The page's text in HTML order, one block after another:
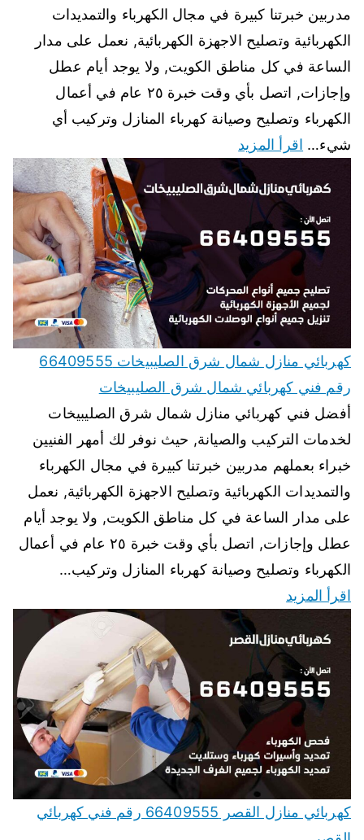
مدربين خبرتنا كبيرة في مجال الكهرباء والتمديدات
الكهربائية وتصليح الاجهزة الكهربائية, نعمل على مدار
الساعة في كل مناطق الكويت, ولا يوجد أيام عطل
وإجازات, اتصل بأي وقت خبرة ٢٥ عام في أعمال
الكهرباء وتصليح وصيانة كهرباء المنازل وتركيب أي
شيء… اقرأ المزيد
كهربائي منازل شمال شرق الصليبيخات 66409555
رقم فني كهربائي شمال شرق الصليبيخات
أفضل فني كهربائي منازل شمال شرق الصليبيخات
لخدمات التركيب والصيانة, حيث نوفر لك أمهر الفنيين
خبراء بعملهم مدربين خبرتنا كبيرة في مجال الكهرباء
والتمديدات الكهربائية وتصليح الاجهزة الكهربائية, نعمل
على مدار الساعة في كل مناطق الكويت, ولا يوجد أيام
عطل وإجازات, اتصل بأي وقت خبرة ٢٥ عام في أعمال
الكهرباء وتصليح وصيانة كهرباء المنازل وتركيب…
اقرأ المزيد
كهربائي منازل القصر 66409555 رقم فني كهربائي